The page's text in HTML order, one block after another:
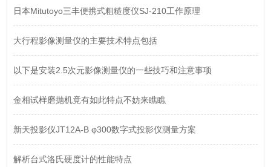
日本Mitutoyo三丰便携式粗糙度仪SJ-210工作原理
大行程影像测量仪的主要技术特点包括
以下是安装2.5次元影像测量仪的一些技巧和注意事项
金相试样磨抛机竟有如此特点不妨来瞧瞧
新天投影仪JT12A-B φ300数字式投影仪测量方案
解析台式洛氏硬度计的性能特点